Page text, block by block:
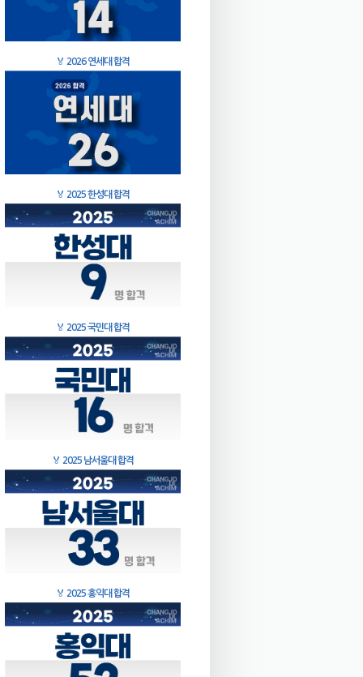
🏅 2026 연세대 합격
🏅 2025 한성대 합격
🏅 2025 국민대 합격
🏅 2025 남서울대 합격
🏅 2025 홍익대 합격